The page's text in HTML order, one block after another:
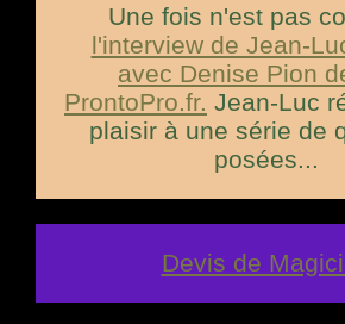
Une fois n'est pas
l'interview de Jean-
avec Denise Pion
ProntoPro.fr. Jean-Luc
plaisir à une série de
posées...
Devis de